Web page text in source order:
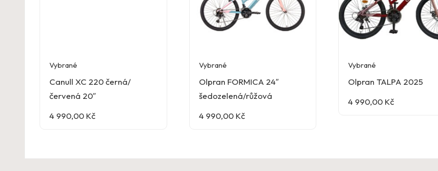
Vybrané
Canull XC 220 černá/
červená 20″
4 990,00 Kč
Vybrané
Olpran FORMICA 24″
šedozelená/růžová
4 990,00 Kč
Vybrané
Olpran TALPA 2025
4 990,00 Kč